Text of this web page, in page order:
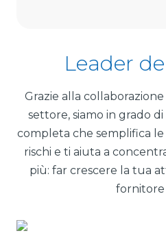
Leader
Grazie alla
settore, siamo in grado
completa che semplifica
rischi e ti aiuta a
più: far crescere la tua
fornitore